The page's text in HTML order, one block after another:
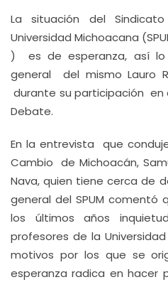
La situación del
Universidad Michoacana
) es de esperanza, así
general del mismo Lauro
durante su participación en
Debate.
En la entrevista que
Cambio de Michoacán,
Nava, quien tiene cerca de
general del SPUM
los últimos años
profesores de la
motivos por los que se
esperanza radica en hacer